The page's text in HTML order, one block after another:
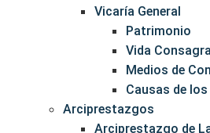
Vicaría General
Patrimonio
Vida
Medios de
Causas de
Arciprestazgos
Arciprestazgo de